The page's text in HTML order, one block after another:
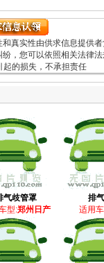
真实性由供求信息提供
，您可以依照相关法律
起的损失，不承担责任
气歧管罩
型:郑州日产
排
适用